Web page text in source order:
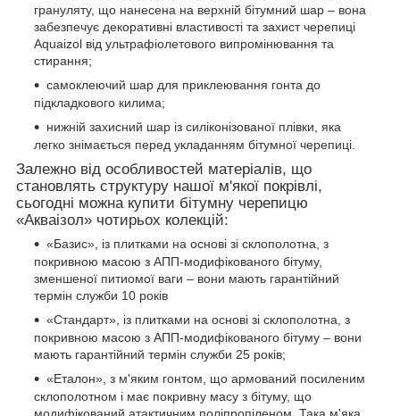
грануляту, що нанесена на верхній бітумний шар – вона
забезпечує декоративні властивості та захист черепиці
Aquaizol від ультрафіолетового випромінювання та
стирання;
самоклеючий шар для приклеювання гонта до
підкладкового килима;
нижній захисний шар із силіконізованої плівки, яка
легко знімається перед укладанням бітумної черепиці.
Залежно від особливостей матеріалів, що
становлять структуру нашої м'якої покрівлі,
сьогодні можна купити бітумну черепицю
«Акваізол» чотирьох колекцій:
«Базис», із плитками на основі зі склополотна, з
покривною масою з АПП-модифікованого бітуму,
зменшеної питиомої ваги – вони мають гарантійний
термін служби 10 років
«Стандарт», із плитками на основі зі склополотна, з
покривною масою з АПП-модифікованого бітуму – вони
мають гарантійний термін служби 25 років;
«Еталон», з м'яким гонтом, що армований посиленим
склополотном і має покривну масу з бітуму, що
модифікований атактичним поліпропіленом. Така м'яка